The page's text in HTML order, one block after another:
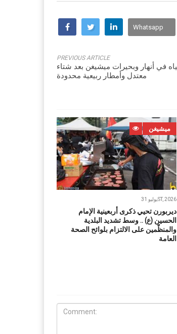
Whatsapp
PREVIOUS ARTICLE
في أنهار وبحيرات ميشيغن بعد شتاء
معتدل وأمطار ربيعية محدودة
ميشيغن
يوليو 31ST, 2026
ديربورن تحيي ذكرى أربعينية الإمام
الحسين (ع) .. وسط تشديد البلدية
والمنظّمين على الالتزام بلوائح الصحة
العامة